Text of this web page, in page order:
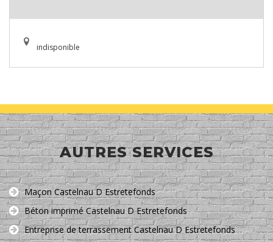
indisponible
AUTRES SERVICES
Maçon Castelnau D Estretefonds
Béton imprimé Castelnau D Estretefonds
Entreprise de terrassement Castelnau D Estretefonds